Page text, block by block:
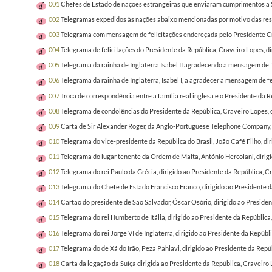
001 Chefes de Estado de nações estrangeiras que enviaram cumprimentos
002Telegramas expedidos às nações abaixo mencionadas por motivo das
003Telegrama com mensagem de felicitações endereçada pelo Presidente
004Telegrama de felicitações do Presidente da República, Craveiro Lopes,
005Telegrama da rainha de Inglaterra Isabel II agradecendo a mensagem
006Telegrama da rainha de Inglaterra, Isabel I, a agradecer a mensagem
007Troca de correspondência entre a família real inglesa e o Presidente da
008Telegrama de condolências do Presidente da República, Craveiro
009Carta de Sir Alexander Roger, da Anglo-Portuguese Telephone
010Telegrama do vice-presidente da República do Brasil, João Café Filho,
011 Telegrama do lugar tenente da Ordem de Malta, António Hercolani,
012Telegrama do rei Paulo da Grécia, dirigido ao Presidente da República,
013Telegrama do Chefe de Estado Francisco Franco, dirigido ao Presidente
014Cartão do presidente de São Salvador, Óscar Osório, dirigido ao
015Telegrama do rei Humberto de Itália, dirigido ao Presidente da
016Telegrama do rei Jorge VI de Inglaterra, dirigido ao Presidente da
017Telegrama do de Xá do Irão, Peza Pahlavi, dirigido ao Presidente da
018Carta da legação da Suíça dirigida ao Presidente da República, Craveiro